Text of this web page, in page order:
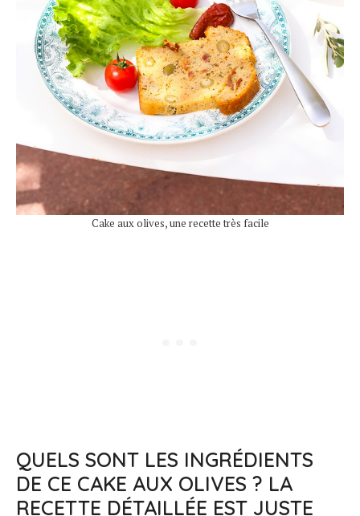
Cake aux olives, une recette très facile
QUELS SONT LES INGRÉDIENTS
DE CE CAKE AUX OLIVES ? LA
RECETTE DÉTAILLÉE EST JUSTE